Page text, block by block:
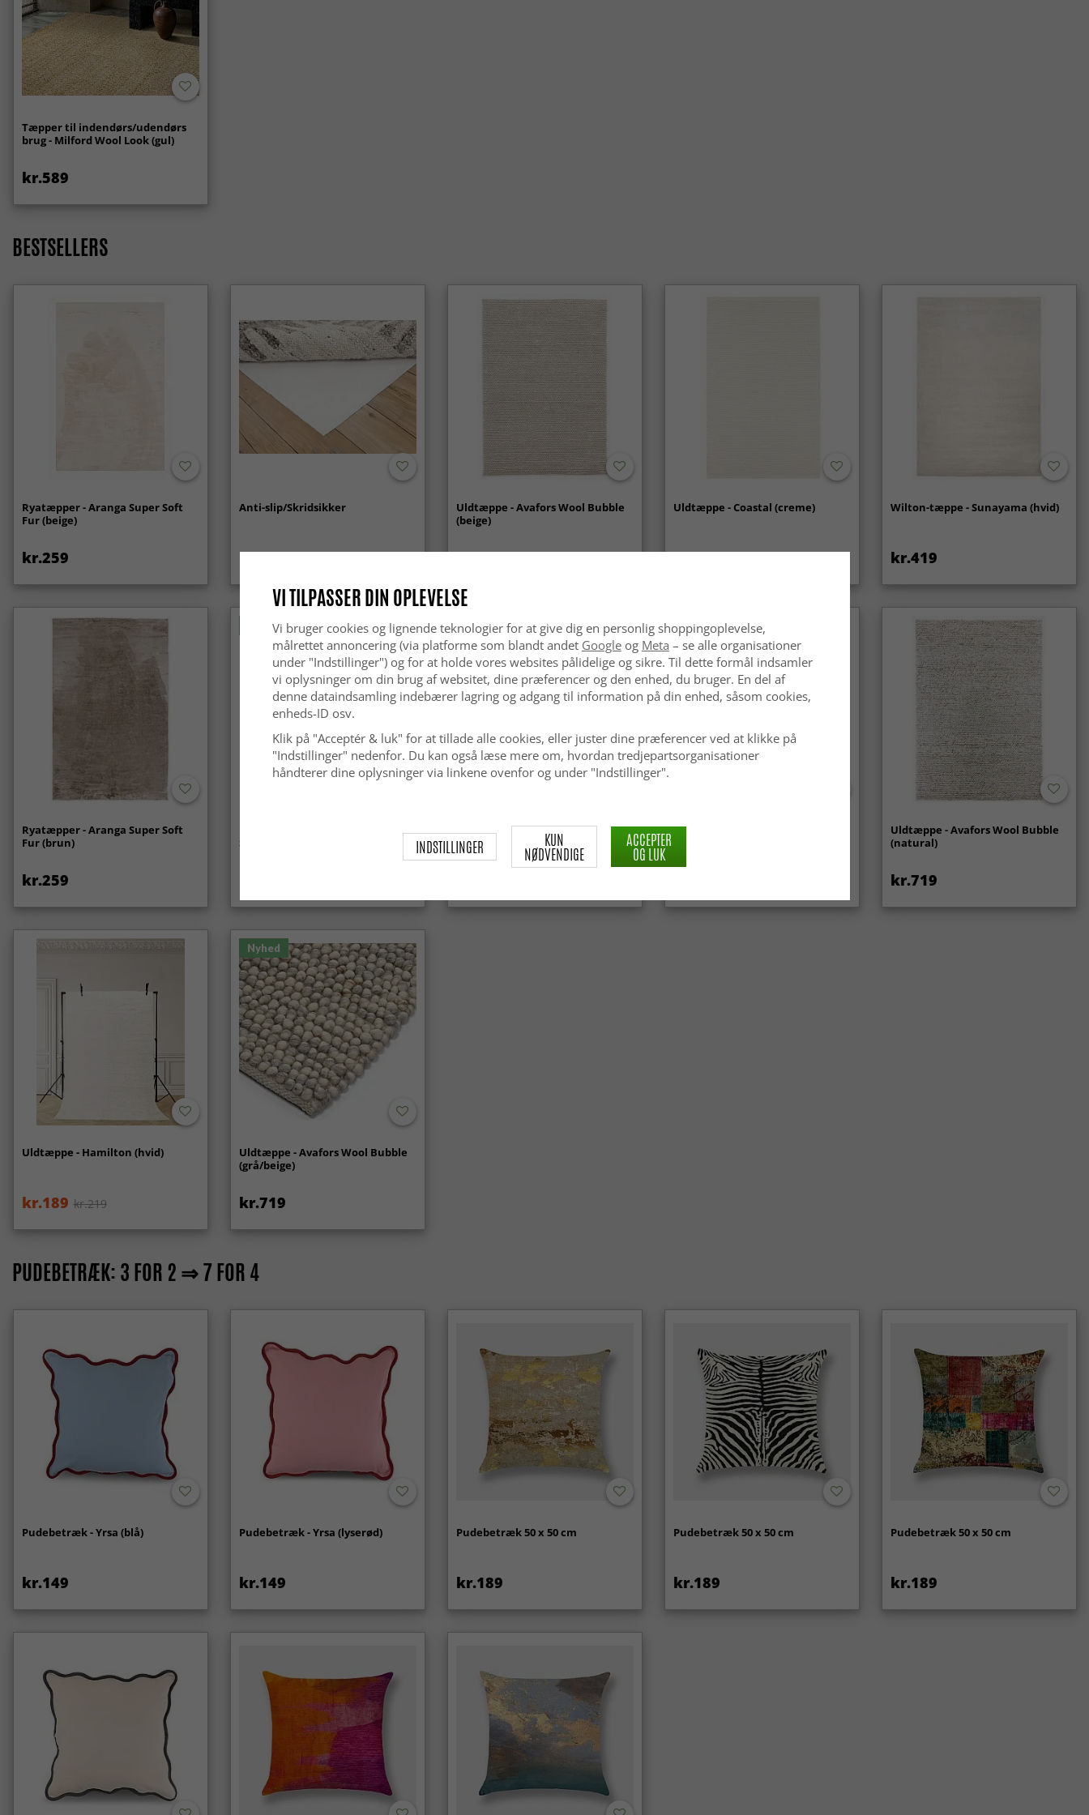
Tæpper til indendørs/udendørs
brug - Milford Wool Look (gul)
kr.589
BESTSELLERS
Ryatæpper - Aranga Super Soft
Fur (beige)
kr.259
Anti-slip/Skridsikker
kr.119
Uldtæppe - Avafors Wool Bubble
(beige)
kr.629
Uldtæppe - Coastal (creme)
kr.629
Wilton-tæppe - Sunayama (hvid)
kr.419
Ryatæpper - Aranga Super Soft
Fur (brun)
kr.259
Nyhed
Bølget ryatæppe - Aranga Super
Soft Fur (beige)
Tæpper til indendørs/udendørs
brug - Arlo (beige)
Wilton-tæppe - Gombalia
Uldtæppe - Avafors Wool Bubble
(natural)
kr.719
Uldtæppe - Hamilton (hvid)
kr.189 kr.219
Nyhed
Uldtæppe - Avafors Wool Bubble
(grå/beige)
kr.719
PUDEBETRÆK: 3 FOR 2 ⇒ 7 FOR 4
Pudebetræk - Yrsa (blå)
kr.149
Pudebetræk - Yrsa (lyserød)
kr.149
Pudebetræk 50 x 50 cm
kr.189
Pudebetræk 50 x 50 cm
kr.189
Pudebetræk 50 x 50 cm
kr.189
VI TILPASSER DIN OPLEVELSE
Vi bruger cookies og lignende teknologier for at give dig en personlig shoppingoplevelse,
målrettet annoncering (via platforme som blandt andet Googleog Meta – se alle organisationer
under "Indstillinger") og for at holde vores websites pålidelige og sikre. Til dette formål indsamler
vi oplysninger om din brug af websitet, dine præferencer og den enhed, du bruger. En del af
denne dataindsamling indebærer lagring og adgang til information på din enhed, såsom cookies,
enheds-ID osv.
Klik på "Acceptér & luk" for at tillade alle cookies, eller juster dine præferencer ved at klikke på
"Indstillinger" nedenfor. Du kan også læse mere om, hvordan tredjepartsorganisationer
håndterer dine oplysninger via linkene ovenfor og under "Indstillinger".
INDSTILLINGER KUN
NØDVENDIGE
ACCEPTER
OG LUK